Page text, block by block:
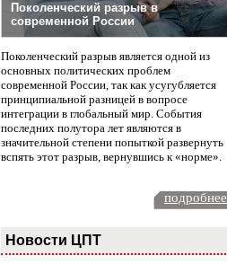
Поколенческий разрыв в
современной России
Поколенческий разрыв является одной из
основных политических проблем
современной России, так как усугубляется
принципиальной разницей в вопросе
интеграции в глобальный мир. События
последних полутора лет являются в
значительной степени попыткой развернуть
вспять этот разрыв, вернувшись к «норме».
подробнее
Новости ЦПТ